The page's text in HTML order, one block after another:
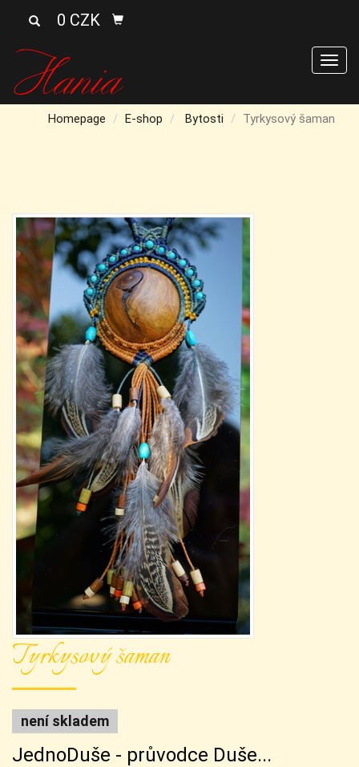
0 CZK
Homepage E-shop Bytosti Tyrkysový šaman
Tyrkysový šaman
není skladem
JednoDuše - průvodce Duše...